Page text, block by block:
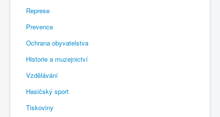
Represe
Prevence
Ochrana obyvatelstva
Historie a muzejnictví
Vzdělávání
Hasičský sport
Tiskoviny